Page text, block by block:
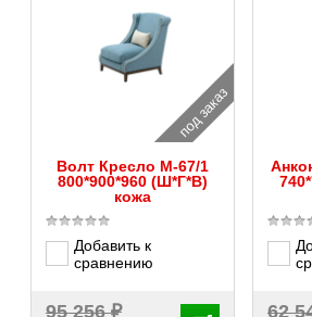
под заказ
Волт Кресло M-67/1
800*900*960 (Ш*Г*В)
кожа
Добавить к
сравнению
95 256₽ 62